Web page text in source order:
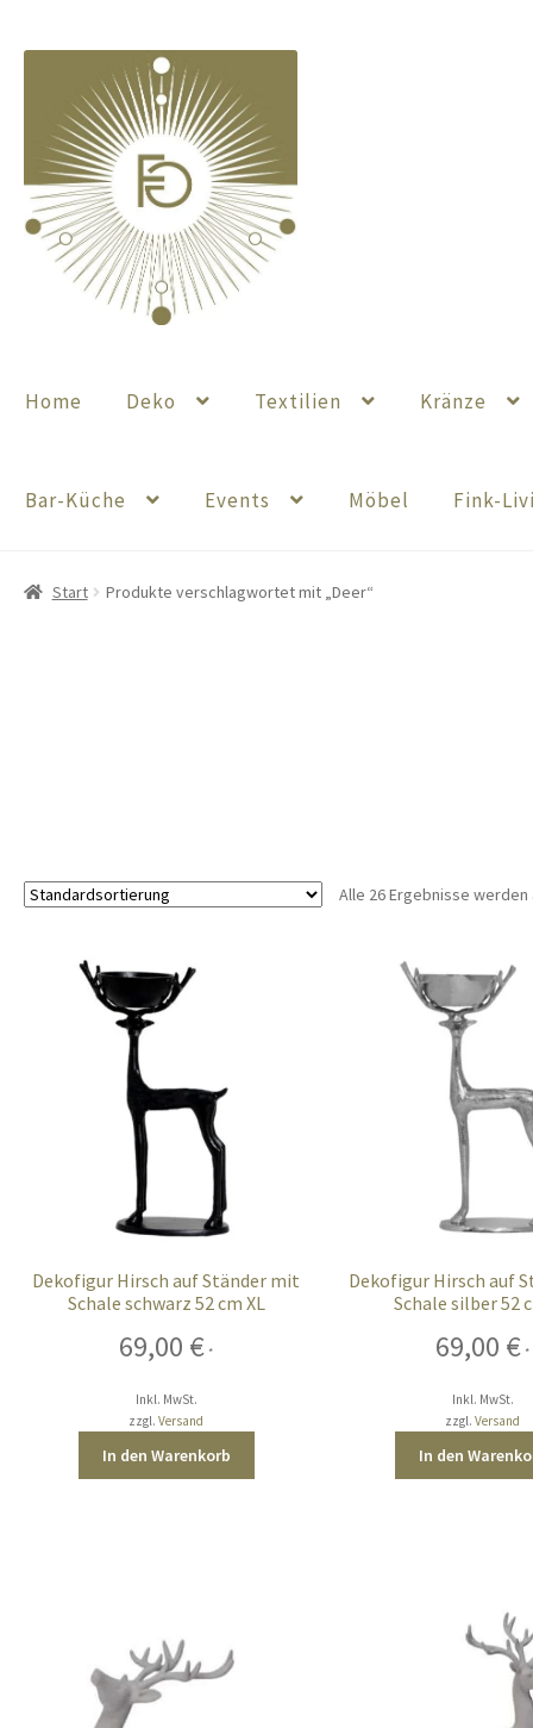
Navigation
springen
springen
Home Deko Textilien Kränze
Bar-Küche Events Möbel Fink-
Start Produkte verschlagwortet mit „Deer“
Alle 26 Ergebnisse
Dekofigur Hirsch auf Ständer mit
Schale schwarz 52 cm XL
69,00 € *
Inkl. MwSt.
zzgl.Versand
In den Warenkorb
Dekofigur Hirsch auf
Schale silber 52
69,00 € *
Inkl. MwSt.
zzgl.Versand
In den